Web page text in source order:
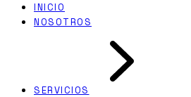
INICIO
NOSOTROS
SERVICIOS